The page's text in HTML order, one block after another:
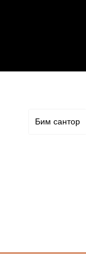
Бим сантор